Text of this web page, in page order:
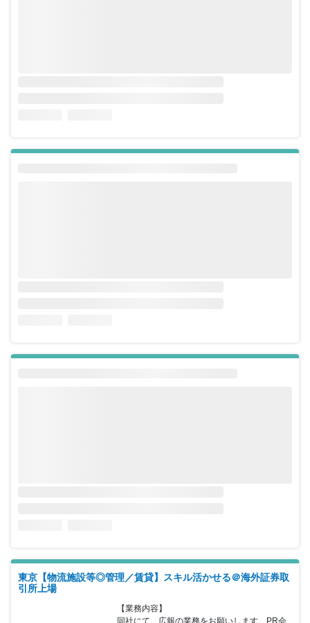
東京【物流施設等◎管理／賃貸】スキル活かせる＠海外証券取
引所上場
【業務内容】
同社にて、広報の業務をお願いします。PR会